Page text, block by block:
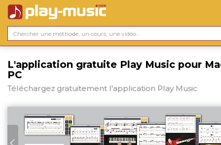
L'application gratuite Play Music pour
PC
Téléchargez gratuitement l'application Play Music